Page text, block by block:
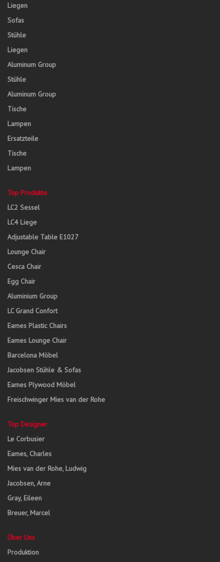
Liegen
Sofas
Stühle
Liegen
Aluminum Group
Stühle
Aluminum Group
Tische
Lampen
Ersatzteile
Tische
Lampen
Top Produkte
LC2 Sessel
LC4 Liege
Adjustable Table E1027
Lounge Chair
Cesca Chair
Egg Chair
Aluminium Group
LC Grand Confort
Eames Plastic Chairs
Eames Lounge Chair
Barcelona Möbel
Jacobsen Stühle & Sofas
Eames Plywood Möbel
Freischwinger Mies van der Rohe
Top Designer
Le Corbusier
Eames, Charles
Mies van der Rohe, Ludwig
Jacobsen, Arne
Gray, Eileen
Breuer, Marcel
Über Uns
Produktion